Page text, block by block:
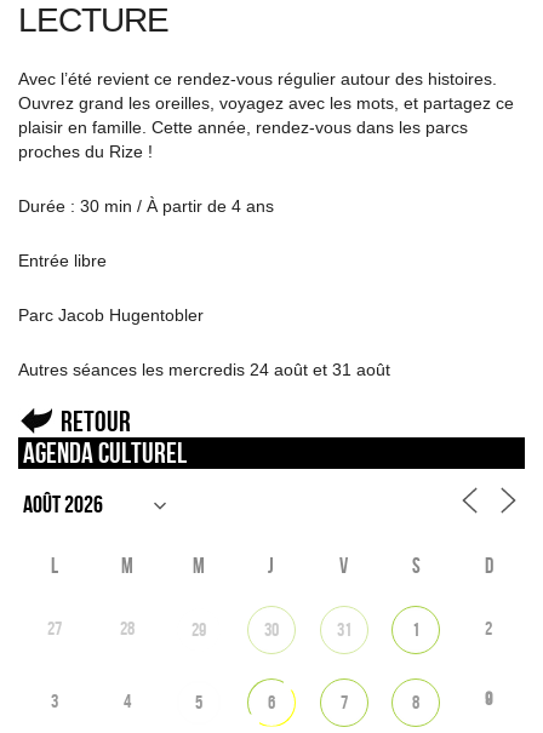
LECTURE
Avec l’été revient ce rendez-vous régulier autour des histoires.
Ouvrez grand les oreilles, voyagez avec les mots, et partagez ce
plaisir en famille. Cette année, rendez-vous dans les parcs
proches du Rize !
Durée : 30 min / À partir de 4 ans
Entrée libre
Parc Jacob Hugentobler
Autres séances les mercredis 24 août et 31 août
Retour
Agenda culturel
L M M J V S D
27 28 29 30 31 1 2
3 4 5 6 7 8 9